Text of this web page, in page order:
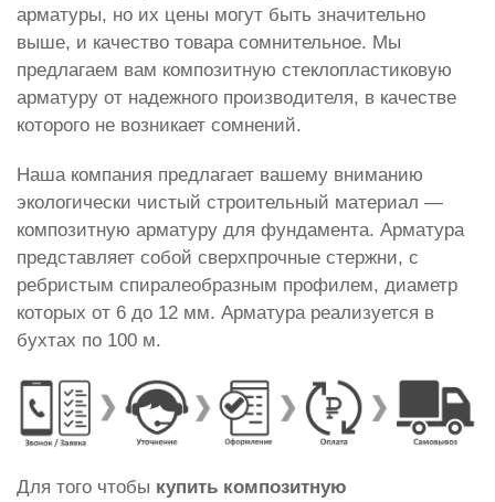
арматуры, но их цены могут быть значительно
выше, и качество товара сомнительное. Мы
предлагаем вам композитную стеклопластиковую
арматуру от надежного производителя, в качестве
которого не возникает сомнений.
Наша компания предлагает вашему вниманию
экологически чистый строительный материал —
композитную арматуру для фундамента. Арматура
представляет собой сверхпрочные стержни, с
ребристым спиралеобразным профилем, диаметр
которых от 6 до 12 мм. Арматура реализуется в
бухтах по 100 м.
Для того чтобы купить композитную